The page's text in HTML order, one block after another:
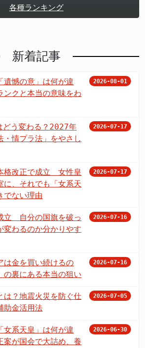
各種ランキング
新着記事
遺憾の意」は何が違
ンクと本当の意味をわ
2026-08-01
どう変わる？2027年
・情プラ法」をやさし
2026-07-17
格改正で成立 女性皇
に、それでも「女系天
でない理由
2026-07-17
立 自分の国旗を破っ
わるのか分かりやす
2026-07-16
は金を買い続けるの
裏にある本当の狙い
2026-07-16
は？地震火災を防ぐ仕
助金活用法
2026-07-05
女系天皇」は何が違
案が国会で大詰め、養
2026-06-30